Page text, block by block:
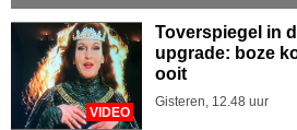
VIDEO
Toverspiegel in
upgrade: boze
ooit
Gisteren, 12.48 uur